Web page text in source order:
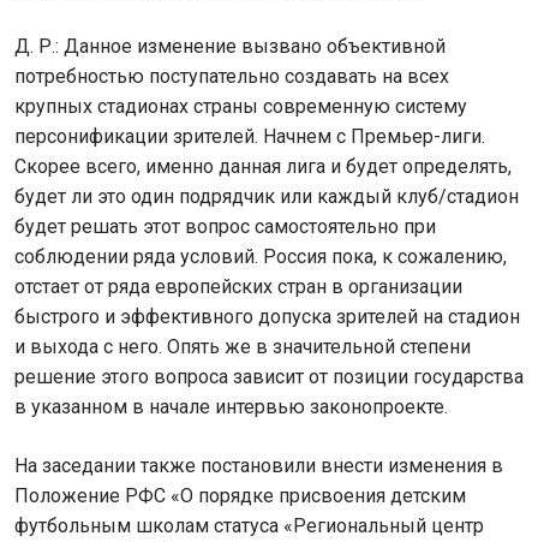
Д. Р.: Данное изменение вызвано объективной
потребностью поступательно создавать на всех
крупных стадионах страны современную систему
персонификации зрителей. Начнем с Премьер-лиги.
Скорее всего, именно данная лига и будет определять,
будет ли это один подрядчик или каждый клуб/стадион
будет решать этот вопрос самостоятельно при
соблюдении ряда условий. Россия пока, к сожалению,
отстает от ряда европейских стран в организации
быстрого и эффективного допуска зрителей на стадион
и выхода с него. Опять же в значительной степени
решение этого вопроса зависит от позиции государства
в указанном в начале интервью законопроекте.
На заседании также постановили внести изменения в
Положение РФС «О порядке присвоения детским
футбольным школам статуса «Региональный центр